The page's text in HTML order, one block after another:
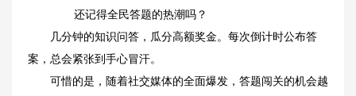
还记得全民答题的热潮吗？
几分钟的知识问答，瓜分高额奖金。每次倒计时公布答
案，总会紧张到手心冒汗。
可惜的是，随着社交媒体的全面爆发，答题闯关的机会越